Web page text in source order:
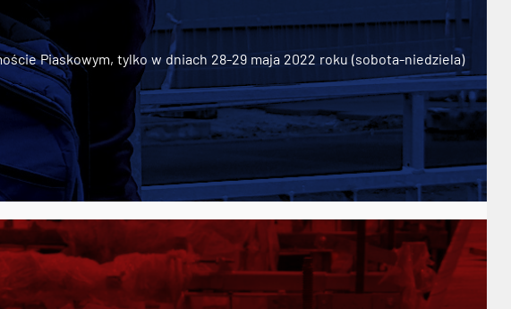
Piaskowym, tylko w dniach 28-29 maja 2022 roku (sobota-niedziela)